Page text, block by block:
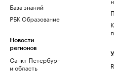
База знаний
РБК Образование
Новости
регионов
Санкт-Петербург
и область